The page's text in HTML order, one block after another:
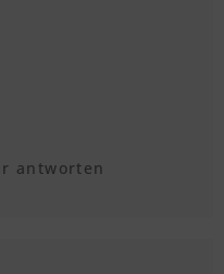
antworten